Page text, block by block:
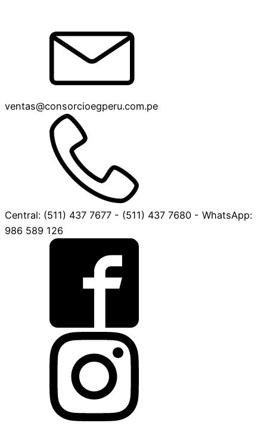
ventas@consorcioegperu.com.pe
Central: (511) 437 7677 - (511) 437 7680 - WhatsApp:
986 589 126